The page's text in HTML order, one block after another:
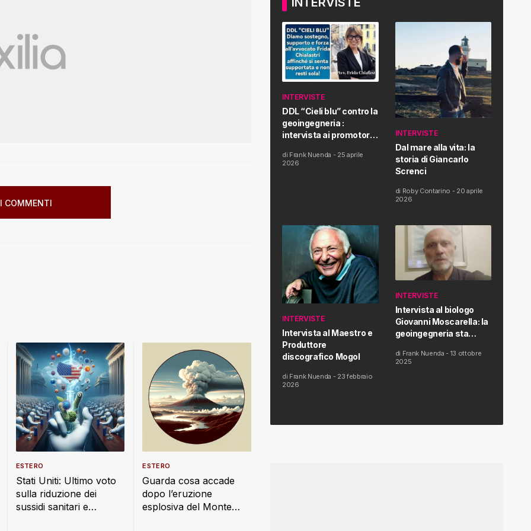
COMMENTI
Stati Uniti: Ultimo voto
sulla riduzione dei
sussidi sanitari e
ESTERO
Guarda cosa accade
dopo l’eruzione
esplosiva del Monte
ESTERO
INTERVISTE
DDL “Cieli blu” contro la
geoingegneria :
intervista ai promotori
Proposta di Legge
di Frank Nuenda - 25 aprile
2026
INTERVISTE
Dal mare alla vita: la
storia di Giancarlo
Screnci
di Roby Contarino - 20 aprile
2026
INTERVISTE
Intervista al Maestro e
Produttore
discografico Mogol
di Frank Nuenda - 23 febbraio
2026
INTERVISTE
Intervista al biologo
Giovanni Moscarella: la
geoingegneria sta
salute dell’uomo
di Frank Nuenda - 13 ottobre
2025